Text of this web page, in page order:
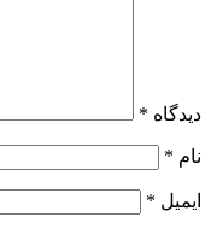
دیدگاه *
نام *
ایمیل *